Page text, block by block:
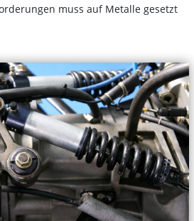
muss auf Metalle gesetzt